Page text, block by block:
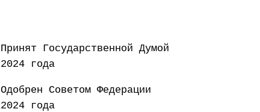
Принят Государственной
2024 года
Одобрен Советом
2024 года